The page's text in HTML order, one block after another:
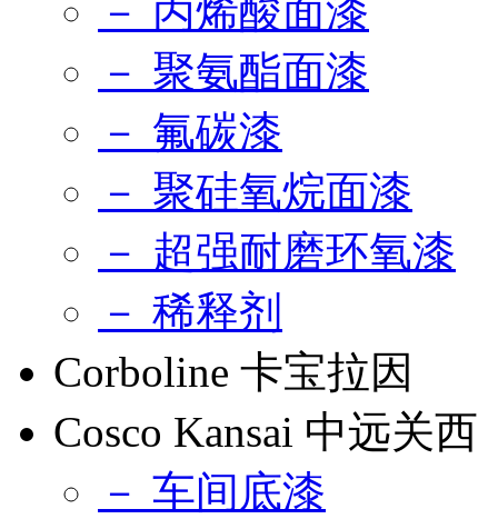
－ 丙烯酸面漆
－ 聚氨酯面漆
－ 氟碳漆
－ 聚硅氧烷面漆
－ 超强耐磨环氧漆
－ 稀释剂
Corboline 卡宝拉因
Cosco Kansai 中远关西
－ 车间底漆